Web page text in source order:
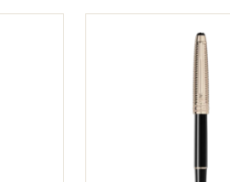
Egyptomania Special Edition Black Ballpoint